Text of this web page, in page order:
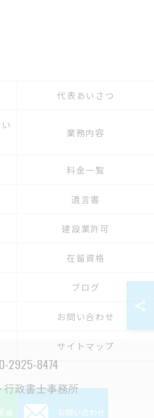
2925-8474
お問い合わせ
代表あいさつ
業務内容
料金一覧
遺言書
建設業許可
在留資格
ブログ
お問い合わせ
サイトマップ